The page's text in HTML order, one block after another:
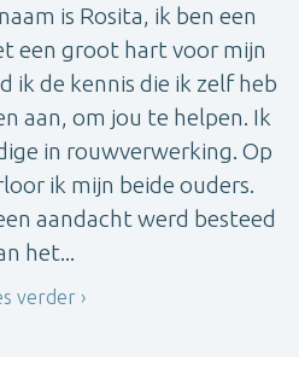
is Rosita, ik ben een
een groot hart voor mijn
ik de kennis die ik zelf heb
aan, om jou te helpen. Ik
in rouwverwerking. Op
ik mijn beide ouders.
aandacht werd besteed
het...
verder